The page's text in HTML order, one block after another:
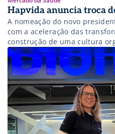
Hapvida anuncia troca
A nomeação do novo
com a aceleração das
construção de uma cultura
alta performance.